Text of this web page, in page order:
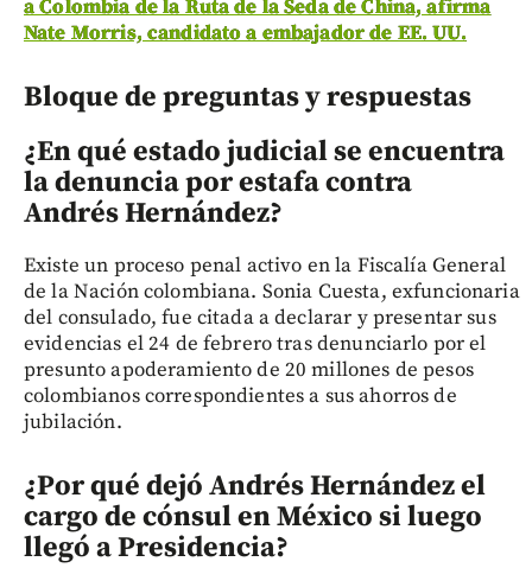
a Colombia de la Ruta de la Seda de China, afirma
Nate Morris, candidato a embajador de EE. UU.
Bloque de preguntas y respuestas
¿En qué estado judicial se encuentra
la denuncia por estafa contra
Andrés Hernández?
Existe un proceso penal activo en la Fiscalía General
de la Nación colombiana. Sonia Cuesta, exfuncionaria
del consulado, fue citada a declarar y presentar sus
evidencias el 24 de febrero tras denunciarlo por el
presunto apoderamiento de 20 millones de pesos
colombianos correspondientes a sus ahorros de
jubilación.
¿Por qué dejó Andrés Hernández el
cargo de cónsul en México si luego
llegó a Presidencia?